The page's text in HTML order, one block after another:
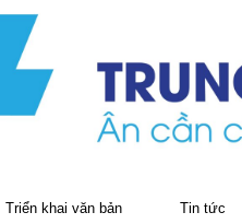
Triển khai văn bản Tin tức